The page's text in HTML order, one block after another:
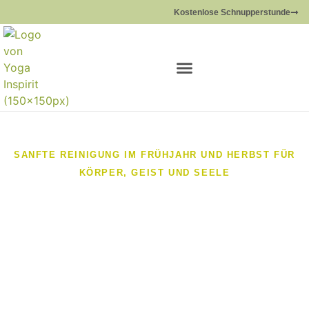
Kostenlose Schnupperstunde
SANFTE REINIGUNG IM FRÜHJAHR UND HERBST FÜR
KÖRPER, GEIST UND SEELE